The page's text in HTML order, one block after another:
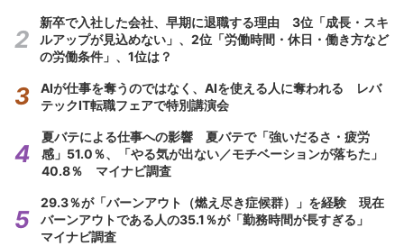
新卒で入社した会社、早期に退職する理由 3位「成長・スキ
ルアップが見込めない」、2位「労働時間・休日・働き方など
の労働条件」、1位は？
AIが仕事を奪うのではなく、AIを使える人に奪われる レバ
テックIT転職フェアで特別講演会
夏バテによる仕事への影響 夏バテで「強いだるさ・疲労
感」51.0％、「やる気が出ない／モチベーションが落ちた」
40.8％ マイナビ調査
29.3％が「バーンアウト（燃え尽き症候群）」を経験 現在
バーンアウトである人の35.1％が「勤務時間が長すぎる」
マイナビ調査